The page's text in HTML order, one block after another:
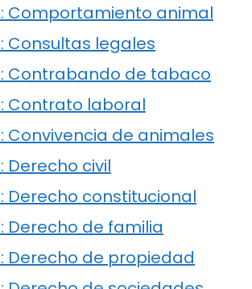
Comportamiento animal
Consultas legales
Contrabando de tabaco
Contrato laboral
Convivencia de animales
civil
Derecho constitucional
Derecho de familia
Derecho de propiedad